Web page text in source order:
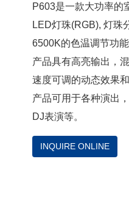
P603是一款大功率的
LED灯珠(RGB), 灯珠
6500K的色温调节功能
产品具有高亮输出，
速度可调的动态效果
产品可用于各种演出
DJ表演等。
INQUIRE ONLINE